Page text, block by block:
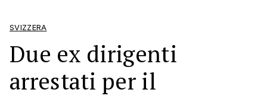
SVIZZERA
Due ex dirigenti
arrestati per il